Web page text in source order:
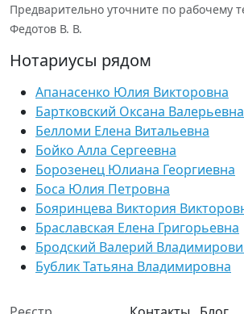
Предварительно уточните по рабочему
Федотов В. В.
Нотариусы рядом
Апанасенко Юлия Викторовна
Бартковский Оксана Валерьевна
Белломи Елена Витальевна
Бойко Алла Сергеевна
Борозенец Юлиана Георгиевна
Боса Юлия Петровна
Бояринцева Виктория
Браславская Елена Григорьевна
Бродский Валерий
Бублик Татьяна Владимировна